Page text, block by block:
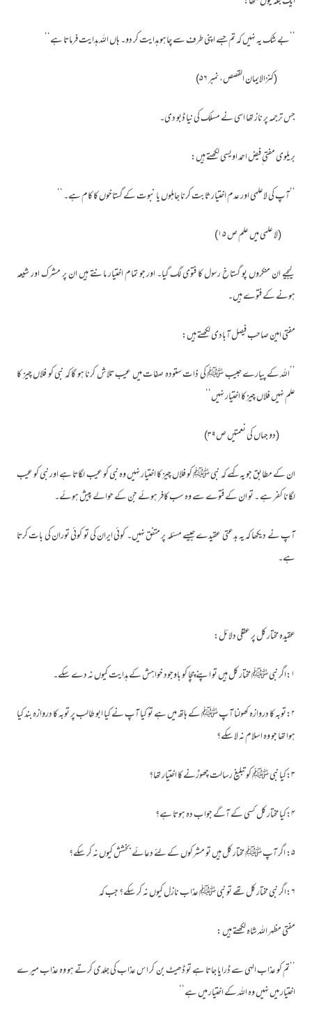
’’بے شک یہ نہیں کہ تم جسے اپنی طرف سے چاہو ہدایت کر دو۔ ہاں اللہ ہدایت فرماتا ہے‘‘
(کنزالایمان القصص، نمبر ۵۶)
جس ترجمہ پر ناز تھا اسی نے مسلک کی نیا ڈبو دی۔
بریلوی مفتی ٖفیض احمد اویسی لکھتے ہیں:
’’آپ کی لاعلمی اور عدم اختیار ثابت کرنا جاہلوں یا نبوت کے گستاخوں کا کام ہے۔ ‘‘
(لا علمی میں علم ص ۱۵)
لیجیے ان منکروں پو گستاخ رسول کا فتوی لگ گیا۔ اور جو تمام اختیار مانتے ہیں ان پر مشرک اور شیعہ
ہونے کے فتوے ہیں۔
مفتی امین صاحب فیصل آبادی لکھتے ہیں:
’’اللہ کے پیارے حبیب ﷺ کی ذات ستودہ صفات میں عیب تلاش کرنا ہو گا کہ نبی کو فلاں چیز کا
علم نہیں فلاں چیز کا اختیار نہیں‘‘
(دو جہاں کی نعمتیں ص۳۹)
ان کے مطابق جو یہ کہے کہ نبی ﷺ کو فلاں چیز کا اختیار نہیں وہ نبی کو عیب لگاتا ہے اور نبی کو عیب
لگانا کفر ہے ۔ تو ان کے فتوے سے وہ سب کافر ہوئے جن کے حوالے پیش ہوئے۔
آپ نے دیکھا کہ یہ بدعتی عقیدے جیسے مسئلہ پر متفق نہیں۔ کوئی ایران کی تو کوئی توران کی بات کرتا
ہے۔
عقیدہ مختار کل پر عقلی دلائل:
۱:اگر نبی ﷺ مختار کل ہیں تو اپنے چچا کو باوجود خواہش کے ہدایت کیوں نہ دے سکے۔
۲:توبہ کا دروازہ کھولنا آپ ﷺ کے ہاتھ میں ہے تو کیا آپ نے کیا ابو طالب پر توبہ کا دروازہ بند کیا
ہوا تھا جو وہ اسلام نہ لا سکے؟
۳:کیا نبی ﷺ کو تبلیغ رسالت چھوڑنے کا اختیار تھا؟
۴:کیا مختار کل کسی کے آگے جواب دہ ہوتا ہے؟
۵: اگر آپ ﷺ مختار کل ہیں تو مشرکوں کے لئے دعائے بخشش کیوں نہ کر سکے؟
۶:اگر نبی مختار کل تھے تو نبی ﷺ عذاب نازل کیوں نہ کر سکے؟ جب کہ
مفتی مظہر اللہ شاہ لکھتے ہیں :
’’تم کو عذاب الہی سے ڈرایا جاتا ہے تو ڈھیٹ بن کر اس عذاب کی جلدی کرتے ہو وہ عذاب میرے
اختیار میں نہیں وہ اللہ کے اختیار میں ہے‘‘